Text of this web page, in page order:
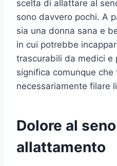
scelta di allattare al
sono davvero pochi. A
sia una donna sana e
in cui potrebbe
trascurabili da medici e
significa comunque
necessariamente filare
Dolore al
allattamento